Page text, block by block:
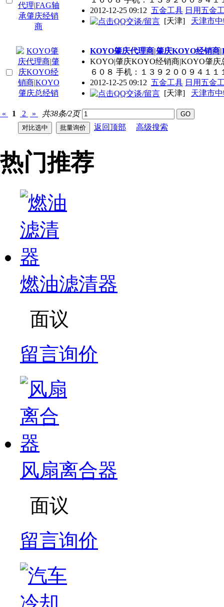
2012-12-25 09:12 五金工具 日用五金
[天津]
天津市
KOYO肇庆代理商|肇庆KOYO经销商
KOYO|肇庆KOYO经销商|KOYO肇
６０８ 手机：１３９２００９４１１
2012-12-25 09:12 五金工具 日用五金
[天津]
天津市
« 1 2 »
共38条/2页
返回顶部
高级搜索
热门推荐
燃油滤清器
面议
留言询价
风扇离合器
面议
留言询价